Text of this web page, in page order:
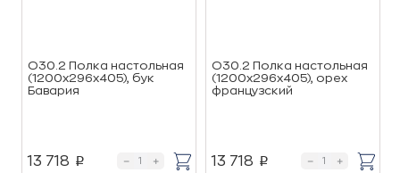
О30.2 Полка настольная
(1200х296х405), бук
Бавария
13 718 p
О30.2 Полка настольная
(1200х296х405), орех
французский
13 718 p